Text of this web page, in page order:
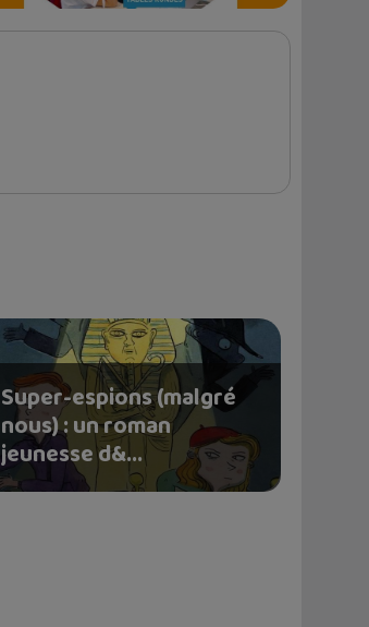
Super-espions (malgré
nous) : un roman
jeunesse d&...